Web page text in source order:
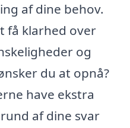
af dine behov.
få klarhed over
og
du at opnå?
have ekstra
af dine svar